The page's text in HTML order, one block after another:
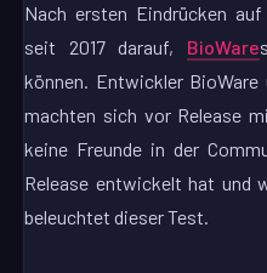
Nach ersten Eindrücken auf
seit 2017 darauf, BioWare
können. Entwickler BioWare
machten sich vor Release
keine Freunde in der
Release entwickelt hat und
beleuchtet dieser Test.